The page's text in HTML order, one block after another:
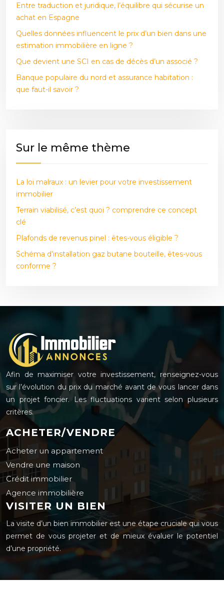
Entre traduction et juridique, l’équilibre qui sécurise un
achat en Espagne
Quelles données influencent le prix d’un bien dans une
estimation immobilière en ligne ?
Que devient une SCI en cas de décès d’un associé ?
Banque populaire du nord et assurance habitation :
que faut-il savoir ?
Sur le même thème
La loi malraux : un levier pour votre investissement
immobilier
Terrain viabilisé, c’est quoi ? comprendre ce concept
clé
Plafonds de revenus pinel : êtes-vous éligible ?
Schéma d’installation gaz butane bouteille, êtes-vous
conforme ?
Afin de maximiser votre investissement, renseignez-vous
sur l’évolution du prix du marché avant de vous lancer dans
un projet foncier. Les fluctuations varient selon plusieurs
critères.
ACHETER/VENDRE
Acheter un appartement
Vendre une maison
Crédit immobilier
Agence immobilière
VISITER UN BIEN
La visite d’un bien immobilier est une étape cruciale qui vous
permet de vous projeter et de mieux évaluer le potentiel
d’une propriété.